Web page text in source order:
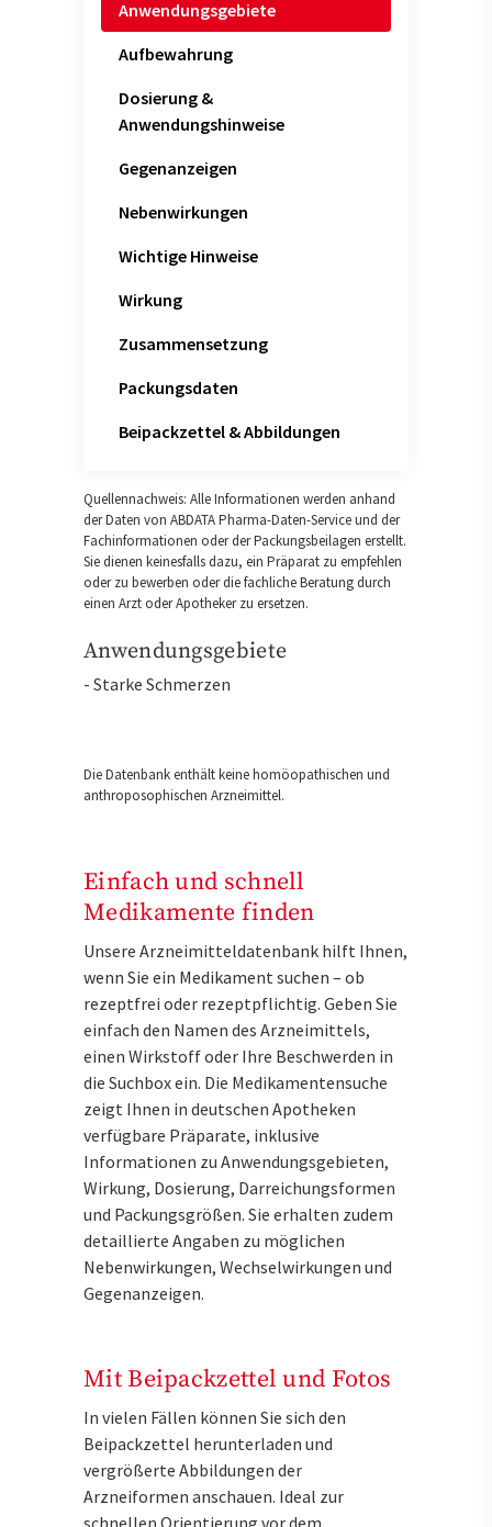
Anwendungsgebiete
Aufbewahrung
Dosierung &
Anwendungshinweise
Gegenanzeigen
Nebenwirkungen
Wichtige Hinweise
Wirkung
Zusammensetzung
Packungsdaten
Beipackzettel & Abbildungen
Quellennachweis: Alle Informationen werden anhand
der Daten von ABDATA Pharma-Daten-Service und der
Fachinformationen oder der Packungsbeilagen erstellt.
Sie dienen keinesfalls dazu, ein Präparat zu empfehlen
oder zu bewerben oder die fachliche Beratung durch
einen Arzt oder Apotheker zu ersetzen.
Anwendungsgebiete
- Starke Schmerzen
Die Datenbank enthält keine homöopathischen und
anthroposophischen Arzneimittel.
Einfach und schnell
Medikamente finden
Unsere Arzneimitteldatenbank hilft Ihnen,
wenn Sie ein Medikament suchen – ob
rezeptfrei oder rezeptpflichtig. Geben Sie
einfach den Namen des Arzneimittels,
einen Wirkstoff oder Ihre Beschwerden in
die Suchbox ein. Die Medikamentensuche
zeigt Ihnen in deutschen Apotheken
verfügbare Präparate, inklusive
Informationen zu Anwendungsgebieten,
Wirkung, Dosierung, Darreichungsformen
und Packungsgrößen. Sie erhalten zudem
detaillierte Angaben zu möglichen
Nebenwirkungen, Wechselwirkungen und
Gegenanzeigen.
Mit Beipackzettel und Fotos
In vielen Fällen können Sie sich den
Beipackzettel herunterladen und
vergrößerte Abbildungen der
Arzneiformen anschauen. Ideal zur
schnellen Orientierung vor dem